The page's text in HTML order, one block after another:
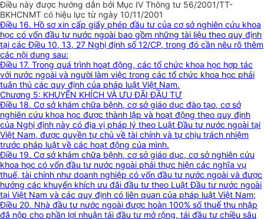
Điều này được hướng dẫn bởi Mục IV Thông tư 56/2001/TT-
BKHCNMT có hiệu lực từ ngày 10/11/2001
Điều 16. Hồ sơ xin cấp giấy phép đầu tư của cơ sở nghiên cứu khoa
học có vốn đầu tư nước ngoài bao gồm những tài liệu theo quy định
tại các Điều 10, 13, 27 Nghị định số 12/CP, trong đó cần nêu rõ thêm
các nội dung sau:
Điều 17. Trong quá trình hoạt động, các tổ chức khoa học hợp tác
với nước ngoài và người làm việc trong các tổ chức khoa học phải
tuân thủ các quy định của pháp luật Việt Nam.
Chương 5: KHUYẾN KHÍCH VÀ ƯU ĐÃI ĐẦU TƯ
Điều 18. Cơ sở khám chữa bệnh, cơ sở giáo dục đào tạo, cơ sở
nghiên cứu khoa học được thành lập và hoạt động theo quy định
của Nghị định này có địa vị pháp lý theo Luật Đầu tư nước ngoài tại
Việt Nam, được quyền tự chủ về tài chính và tự chịu trách nhiệm
trước pháp luật về các hoạt động của mình.
Điều 19. Cơ sở khám chữa bệnh, cơ sở giáo dục, cơ sở nghiên cứu
khoa học có vốn đầu tư nước ngoài phải thực hiện các nghĩa vụ
thuế, tài chính như doanh nghiệp có vốn đầu tư nước ngoài và được
hưởng các khuyến khích ưu đãi đầu tư theo Luật Đầu tư nước ngoài
tại Việt Nam và các quy định có liên quan của pháp luật Việt Nam;
Điều 20. Nhà đầu tư nước ngoài được hoàn 100% số thuế thu nhập
đã nộp cho phần lợi nhuận tái đầu tư mở rộng, tái đầu tư chiều sâu